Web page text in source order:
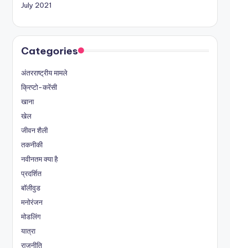
July 2021
Categories
अंतरराष्ट्रीय मामले
क्रिप्टो-करेंसी
खाना
खेल
जीवन शैली
तकनीकी
नवीनतम क्या है
प्रदर्शित
बॉलीवुड
मनोरंजन
मोडलिंग
यात्रा
राजनीति